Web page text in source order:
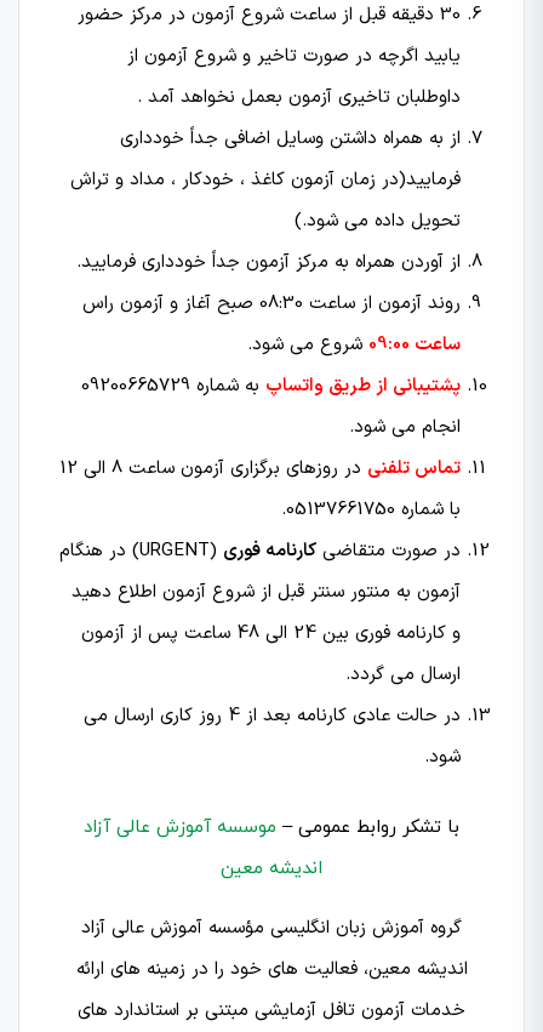
30 دقیقه قبل از ساعت شروع آزمون در مركز حضور
یابید اگرچه در صورت تاخیر و شروع آزمون از
داوطلبان تاخیری آزمون بعمل نخواهد آمد .
از به همراه داشتن وسایل اضافی جداً خودداری
فرمایید(در زمان آزمون کاغذ ، خودکار ، مداد و تراش
تحویل داده می شود.)
از آوردن همراه به مركز آزمون جداً خودداری فرمایید.
روند آزمون از ساعت 08:30 صبح آغاز و آزمون راس
ساعت 09:00
شروع می شود.
پشتیبانی از طریق واتساپ
به شماره 09200665729
انجام می شود.
تماس تلفنی
در روزهای برگزاری آزمون ساعت 8 الی 12
با شماره 05137661750.
در صورت متقاضی کارنامه فوری
(URGENT) در هنگام
آزمون به منتور سنتر قبل از شروع آزمون اطلاع دهید
و کارنامه فوری بین 24 الی 48 ساعت پس از آزمون
ارسال می گردد.
در حالت عادی کارنامه بعد از 4 روز کاری ارسال می
شود.
با تشکر روابط عمومی – موسسه آموزش عالی آزاد
اندیشه معین
گروه آموزش زبان انگلیسی مؤسسه آموزش عالی آزاد
اندیشه معین، فعالیت‌ های خود را در زمینه‌ های ارائه
خدمات آزمون تافل آزمایشی مبتنی بر استاندارد های